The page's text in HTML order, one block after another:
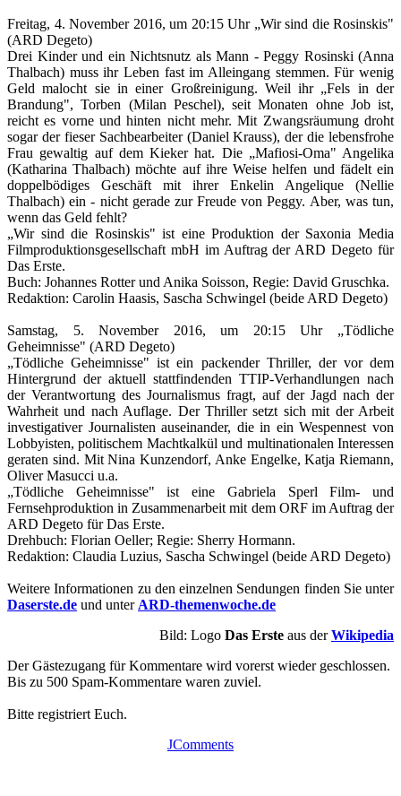
Freitag, 4. November 2016, um 20:15 Uhr „Wir sind die Rosinskis"
(ARD Degeto)
Drei Kinder und ein Nichtsnutz als Mann - Peggy Rosinski (Anna
Thalbach) muss ihr Leben fast im Alleingang stemmen. Für wenig
Geld malocht sie in einer Großreinigung. Weil ihr „Fels in der
Brandung", Torben (Milan Peschel), seit Monaten ohne Job ist,
reicht es vorne und hinten nicht mehr. Mit Zwangsräumung droht
sogar der fieser Sachbearbeiter (Daniel Krauss), der die lebensfrohe
Frau gewaltig auf dem Kieker hat. Die „Mafiosi-Oma" Angelika
(Katharina Thalbach) möchte auf ihre Weise helfen und fädelt ein
doppelbödiges Geschäft mit ihrer Enkelin Angelique (Nellie
Thalbach) ein - nicht gerade zur Freude von Peggy. Aber, was tun,
wenn das Geld fehlt?
„Wir sind die Rosinskis" ist eine Produktion der Saxonia Media
Filmproduktionsgesellschaft mbH im Auftrag der ARD Degeto für
Das Erste.
Buch: Johannes Rotter und Anika Soisson, Regie: David Gruschka.
Redaktion: Carolin Haasis, Sascha Schwingel (beide ARD Degeto)
Samstag, 5. November 2016, um 20:15 Uhr „Tödliche
Geheimnisse" (ARD Degeto)
„Tödliche Geheimnisse" ist ein packender Thriller, der vor dem
Hintergrund der aktuell stattfindenden TTIP-Verhandlungen nach
der Verantwortung des Journalismus fragt, auf der Jagd nach der
Wahrheit und nach Auflage. Der Thriller setzt sich mit der Arbeit
investigativer Journalisten auseinander, die in ein Wespennest von
Lobbyisten, politischem Machtkalkül und multinationalen Interessen
geraten sind. Mit Nina Kunzendorf, Anke Engelke, Katja Riemann,
Oliver Masucci u.a.
„Tödliche Geheimnisse" ist eine Gabriela Sperl Film- und
Fernsehproduktion in Zusammenarbeit mit dem ORF im Auftrag der
ARD Degeto für Das Erste.
Drehbuch: Florian Oeller; Regie: Sherry Hormann.
Redaktion: Claudia Luzius, Sascha Schwingel (beide ARD Degeto)
Weitere Informationen zu den einzelnen Sendungen finden Sie unter
Daserste.de und unter ARD-themenwoche.de
Bild: Logo Das Erste aus derWikipedia
Der Gästezugang für Kommentare wird vorerst wieder geschlossen.
Bis zu 500 Spam-Kommentare waren zuviel.
Bitte registriert Euch.
JComments